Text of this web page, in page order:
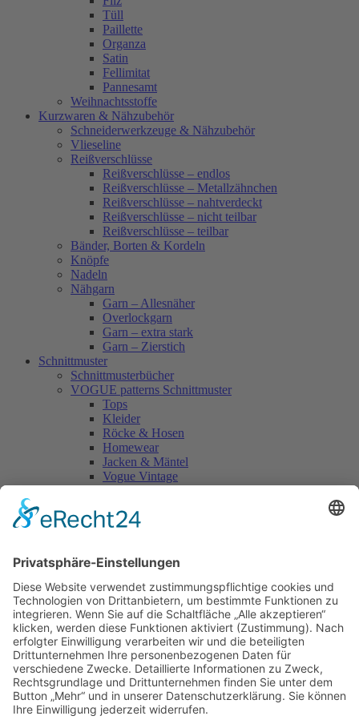
Tüll
Paillette
Organza
Satin
Fellimitat
Pannesamt
Weihnachtsstoffe
Kurzwaren & Nähzubehör
Schneiderwerkzeuge & Nähzubehör
Vlieseline
Reißverschlüsse
Reißverschlüsse – endlos
Reißverschlüsse – Metallzähnchen
Reißverschlüsse – nahtverdeckt
Reißverschlüsse – nicht teilbar
Reißverschlüsse – teilbar
Bänder, Borten & Kordeln
Knöpfe
Nadeln
Nähgarn
Garn – Allesnäher
Overlockgarn
Garn – extra stark
Garn – Zierstich
Schnittmuster
Schnittmusterbücher
VOGUE patterns Schnittmuster
Tops
Kleider
Röcke & Hosen
Homewear
Jacken & Mäntel
Vogue Vintage
Accessoires
Kleider
Homewear
Jacken & Mäntel
Curvy
Herren
Kids
Burda Fantasy
Accessoires & Deko
NEU im Shop
SALE